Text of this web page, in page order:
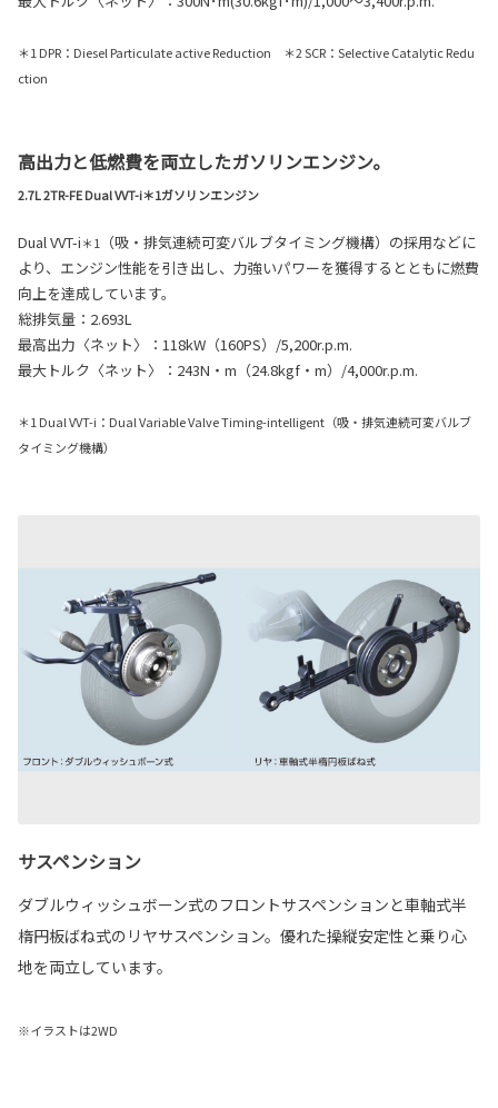
＊1 DPR：Diesel Particulate active Reduction ＊2 SCR：Selective Catalytic Redu
ction
高出力と低燃費を両立したガソリンエンジン。
2.7L 2TR-FE Dual VVT-i＊1ガソリンエンジン
Dual VVT-i＊1 （吸・排気連続可変バルブタイミング機構）の採用などに
より、エンジン性能を引き出し、力強いパワーを獲得するとともに燃費
向上を達成しています。
総排気量：2.693L
最高出力〈ネット〉：118kW（160PS）/5,200r.p.m.
最大トルク〈ネット〉：243N・m（24.8kgf・m）/4,000r.p.m.
＊1 Dual VVT-i：Dual Variable Valve Timing-intelligent（吸・排気連続可変バルブ
タイミング機構）
サスペンション
ダブルウィッシュボーン式のフロントサスペンションと車軸式半
楕円板ばね式のリヤサスペンション。優れた操縦安定性と乗り心
地を両立しています。
※イラストは2WD